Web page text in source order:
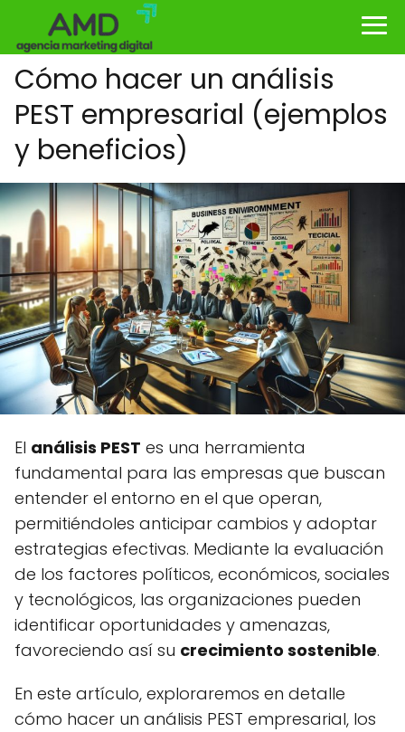
Cómo hacer un análisis
PEST empresarial (ejemplos
y beneficios)
El análisis PEST es una herramienta
fundamental para las empresas que buscan
entender el entorno en el que operan,
permitiéndoles anticipar cambios y adoptar
estrategias efectivas. Mediante la evaluación
de los factores políticos, económicos, sociales
y tecnológicos, las organizaciones pueden
identificar oportunidades y amenazas,
favoreciendo así su crecimiento sostenible.
En este artículo, exploraremos en detalle
cómo hacer un análisis PEST empresarial, los